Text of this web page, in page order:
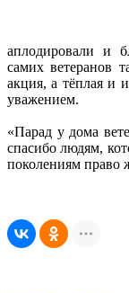
аплодировали и
самих ветеранов
акция, а тёплая и
уважением.
«Парад у дома
спасибо людям,
поколениям право